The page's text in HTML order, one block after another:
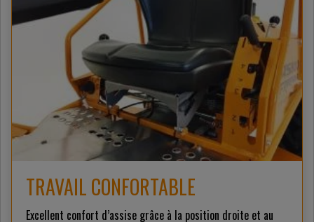
TRAVAIL CONFORTABLE
Excellent confort d’assise grâce à la position droite et au